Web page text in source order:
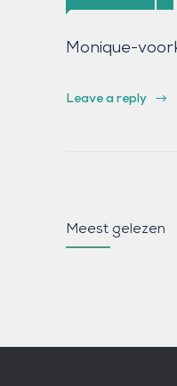
Monique-
Leave a reply
Meest gelezen